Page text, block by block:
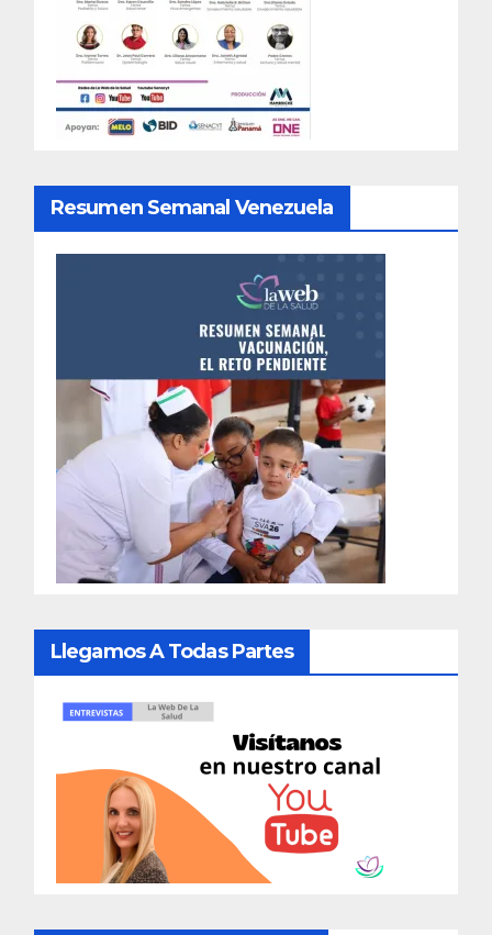
Resumen Semanal Venezuela
Llegamos A Todas Partes